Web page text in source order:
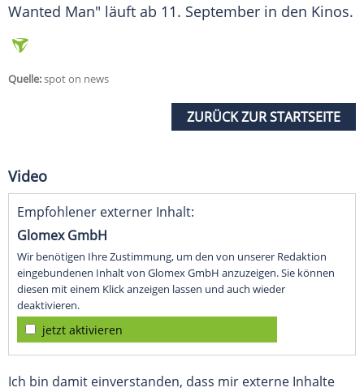
Wanted Man" läuft ab 11. September in den Kinos.
Quelle:spot on news
ZURÜCK ZUR STARTSEITE
Video
Empfohlener externer Inhalt:
Glomex GmbH
Wir benötigen Ihre Zustimmung, um den von unserer Redaktion
eingebundenen Inhalt von Glomex GmbH anzuzeigen. Sie können
diesen mit einem Klick anzeigen lassen und auch wieder
deaktivieren.
jetzt aktivieren
Ich bin damit einverstanden, dass mir externe Inhalte